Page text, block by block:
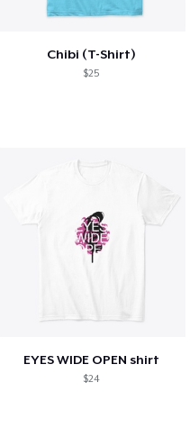
Chibi (T-Shirt)
$25
EYES WIDE OPEN shirt
$24